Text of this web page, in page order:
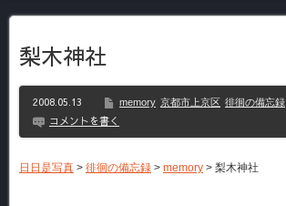
梨木神社
2008.05.13 memory 京都市上京区 徘徊の備忘録
コメントを書く
日日是写真 > 徘徊の備忘録 > memory > 梨木神社